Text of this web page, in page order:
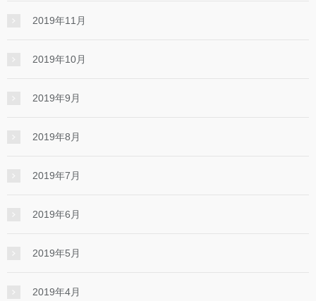
2019年11月
2019年10月
2019年9月
2019年8月
2019年7月
2019年6月
2019年5月
2019年4月